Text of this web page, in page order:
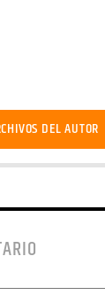
DEL AUTOR